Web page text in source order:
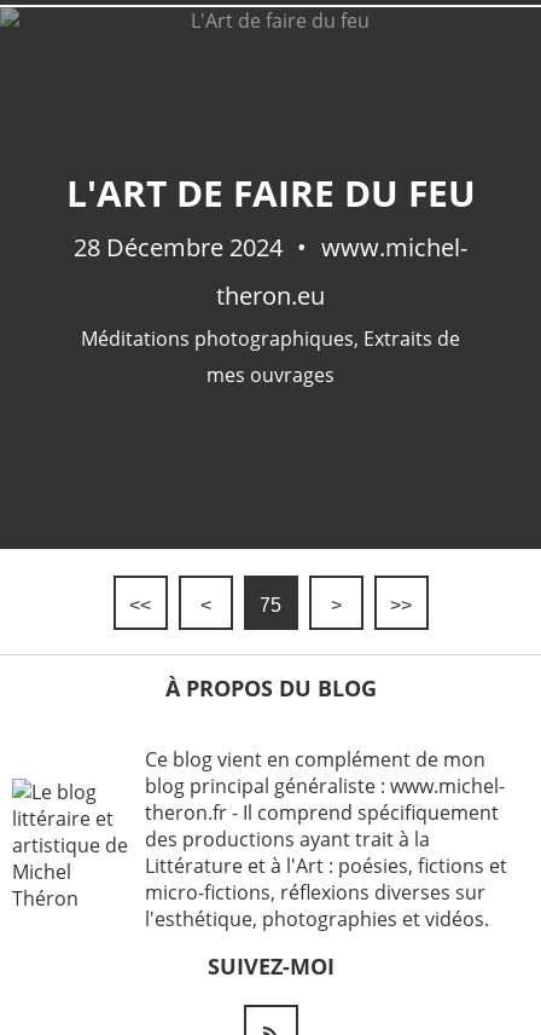
L'ART DE FAIRE DU FEU
28 Décembre 2024
www.michel-
theron.eu
Méditations photographiques, Extraits de
mes ouvrages
<< < 75 > >>
À PROPOS DU BLOG
Ce blog vient en complément de mon
blog principal généraliste : www.michel-
theron.fr - Il comprend spécifiquement
des productions ayant trait à la
Littérature et à l'Art : poésies, fictions et
micro-fictions, réflexions diverses sur
l'esthétique, photographies et vidéos.
SUIVEZ-MOI